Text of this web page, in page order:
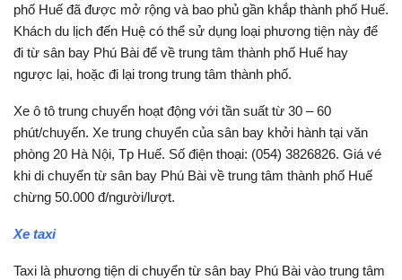
phố Huế đã được mở rộng và bao phủ gần khắp thành phố Huế.
Khách du lịch đến Huệ có thể sử dụng loại phương tiện này để
đi từ sân bay Phú Bài để về trung tâm thành phố Huế hay
ngược lại, hoặc đi lại trong trung tâm thành phố.
Xe ô tô trung chuyển hoạt động với tần suất từ 30 – 60
phút/chuyến. Xe trung chuyển của sân bay khởi hành tại văn
phòng 20 Hà Nội, Tp Huế. Số điện thoại: (054) 3826826. Giá vé
khi di chuyển từ sân bay Phú Bài về trung tâm thành phố Huế
chừng 50.000 đ/người/lượt.
Xe taxi
Taxi là phương tiện di chuyển từ sân bay Phú Bài vào trung tâm